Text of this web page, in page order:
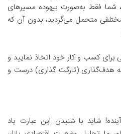
فقط به‌صورت بیهوده مسیرهای
متحمل می‌گردید، بدون آن که
برای کسب و کار خود اتخاذ نمایید و
هدف‌گذاری (تارگت گذاری) درست و
شاید با شنیدن این عبارت یاد